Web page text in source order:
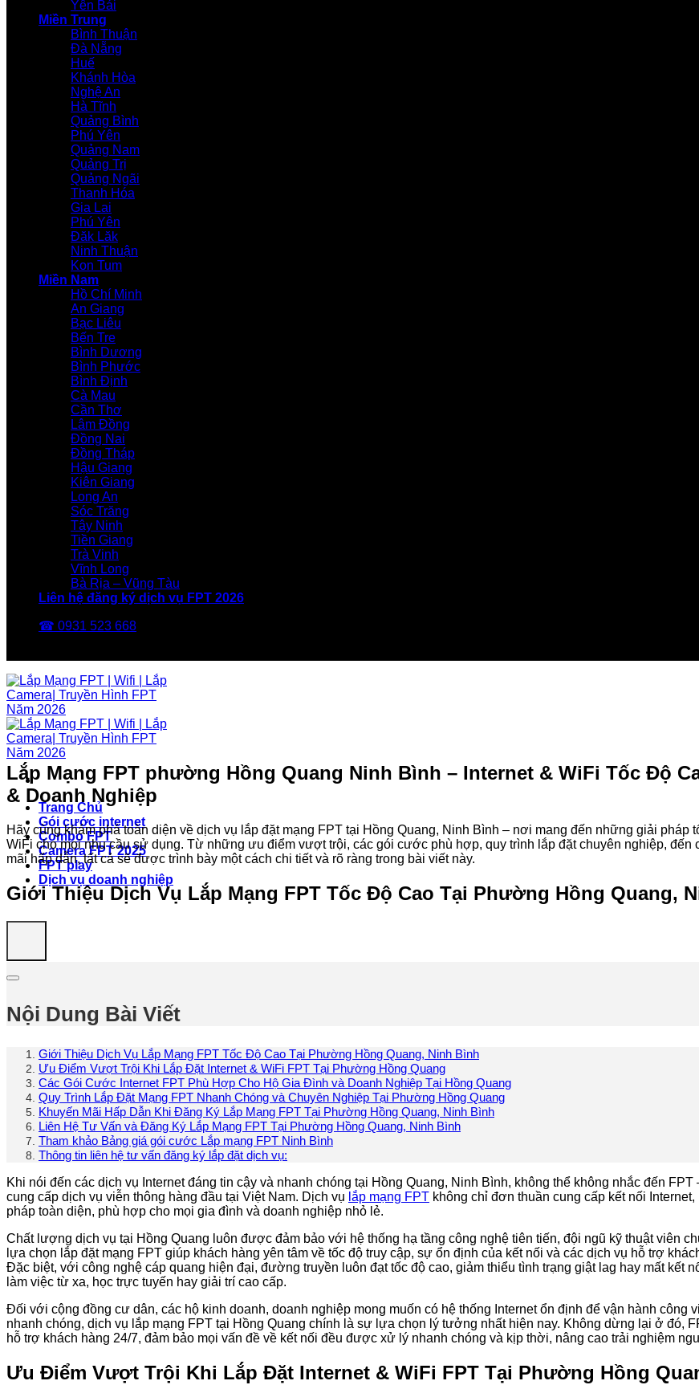
Yên Bái
Miền Trung
Bình Thuận
Đà Nẵng
Huế
Khánh Hòa
Nghệ An
Hà Tĩnh
Quảng Bình
Phú Yên
Quảng Nam
Quảng Trị
Quảng Ngãi
Thanh Hóa
Gia Lai
Phú Yên
Đăk Lăk
Ninh Thuận
Kon Tum
Miền Nam
Hồ Chí Minh
An Giang
Bạc Liêu
Bến Tre
Bình Dương
Bình Phước
Bình Định
Cà Mau
Cần Thơ
Lâm Đồng
Đồng Nai
Đồng Tháp
Hậu Giang
Kiên Giang
Long An
Sóc Trăng
Tây Ninh
Tiền Giang
Trà Vinh
Vĩnh Long
Bà Rịa – Vũng Tàu
Liên hệ đăng ký dịch vụ FPT 2026
☎ 0931 523 668
Trang Chủ
Gói cước internet
Combo FPT
Camera FPT 2025
FPT play
Dịch vụ doanh nghiệp
Lắp Mạng FPT phường Hồng Quang Ninh Bình – Internet & WiFi Tốc Độ
& Doanh Nghiệp
Hãy cùng khám phá toàn diện về dịch vụ lắp đặt mạng FPT tại Hồng Quang, Ninh Bình – nơi mang đến những giải pháp
WiFi cho mọi nhu cầu sử dụng. Từ những ưu điểm vượt trội, các gói cước phù hợp, quy trình lắp đặt chuyên nghiệp, đến
mãi hấp dẫn, tất cả sẽ được trình bày một cách chi tiết và rõ ràng trong bài viết này.
Giới Thiệu Dịch Vụ Lắp Mạng FPT Tốc Độ Cao Tại Phường Hồng Quang,
Nội Dung Bài Viết
Giới Thiệu Dịch Vụ Lắp Mạng FPT Tốc Độ Cao Tại Phường Hồng Quang, Ninh Bình
Ưu Điểm Vượt Trội Khi Lắp Đặt Internet & WiFi FPT Tại Phường Hồng Quang
Các Gói Cước Internet FPT Phù Hợp Cho Hộ Gia Đình và Doanh Nghiệp Tại Hồng Quang
Quy Trình Lắp Đặt Mạng FPT Nhanh Chóng và Chuyên Nghiệp Tại Phường Hồng Quang
Khuyến Mãi Hấp Dẫn Khi Đăng Ký Lắp Mạng FPT Tại Phường Hồng Quang, Ninh Bình
Liên Hệ Tư Vấn và Đăng Ký Lắp Mạng FPT Tại Phường Hồng Quang, Ninh Bình
Tham khảo Bảng giá gói cước Lắp mạng FPT Ninh Bình
Thông tin liên hệ tư vấn đăng ký lắp đặt dịch vụ:
Khi nói đến các dịch vụ Internet đáng tin cậy và nhanh chóng tại Hồng Quang, Ninh Bình, không thể không nhắc đến FPT
cung cấp dịch vụ viễn thông hàng đầu tại Việt Nam. Dịch vụ lắp mạng FPT không chỉ đơn thuần cung cấp kết nối
pháp toàn diện, phù hợp cho mọi gia đình và doanh nghiệp nhỏ lẻ.
Chất lượng dịch vụ tại Hồng Quang luôn được đảm bảo với hệ thống hạ tầng công nghệ tiên tiến, đội ngũ kỹ thuật viên
lựa chọn lắp đặt mạng FPT giúp khách hàng yên tâm về tốc độ truy cập, sự ổn định của kết nối và các dịch vụ hỗ trợ
Đặc biệt, với công nghệ cáp quang hiện đại, đường truyền luôn đạt tốc độ cao, giảm thiểu tình trạng giật lag hay mất kết
làm việc từ xa, học trực tuyến hay giải trí cao cấp.
Đối với cộng đồng cư dân, các hộ kinh doanh, doanh nghiệp mong muốn có hệ thống Internet ổn định để vận hành công
nhanh chóng, dịch vụ lắp mạng FPT tại Hồng Quang chính là sự lựa chọn lý tưởng nhất hiện nay. Không dừng lại ở đó,
hỗ trợ khách hàng 24/7, đảm bảo mọi vấn đề về kết nối đều được xử lý nhanh chóng và kịp thời, nâng cao trải nghiệm
Ưu Điểm Vượt Trội Khi Lắp Đặt Internet & WiFi FPT Tại Phường Hồng